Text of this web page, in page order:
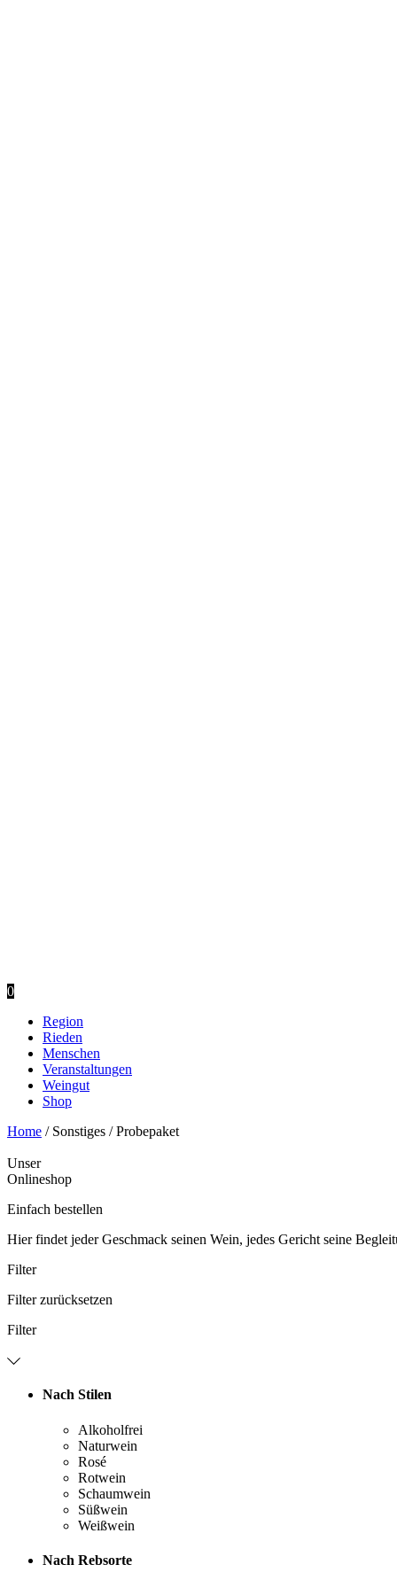
0
Region
Rieden
Menschen
Veranstaltungen
Weingut
Shop
Home / Sonstiges / Probepaket
Unser
Onlineshop
Einfach bestellen
Hier findet jeder Geschmack seinen Wein, jedes Gericht seine
Filter
Filter zurücksetzen
Filter
Nach Stilen
Alkoholfrei
Naturwein
Rosé
Rotwein
Schaumwein
Süßwein
Weißwein
Nach Rebsorte